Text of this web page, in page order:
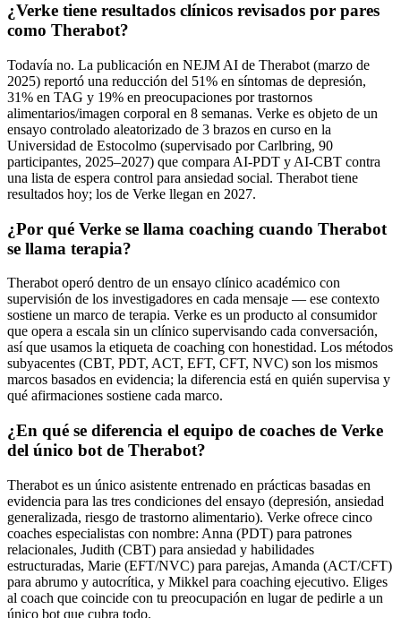
¿Verke tiene resultados clínicos revisados por pares
como Therabot?
Todavía no. La publicación en NEJM AI de Therabot (marzo de
2025) reportó una reducción del 51% en síntomas de depresión,
31% en TAG y 19% en preocupaciones por trastornos
alimentarios/imagen corporal en 8 semanas. Verke es objeto de un
ensayo controlado aleatorizado de 3 brazos en curso en la
Universidad de Estocolmo (supervisado por Carlbring, 90
participantes, 2025–2027) que compara AI-PDT y AI-CBT contra
una lista de espera control para ansiedad social. Therabot tiene
resultados hoy; los de Verke llegan en 2027.
¿Por qué Verke se llama coaching cuando Therabot
se llama terapia?
Therabot operó dentro de un ensayo clínico académico con
supervisión de los investigadores en cada mensaje — ese contexto
sostiene un marco de terapia. Verke es un producto al consumidor
que opera a escala sin un clínico supervisando cada conversación,
así que usamos la etiqueta de coaching con honestidad. Los métodos
subyacentes (CBT, PDT, ACT, EFT, CFT, NVC) son los mismos
marcos basados en evidencia; la diferencia está en quién supervisa y
qué afirmaciones sostiene cada marco.
¿En qué se diferencia el equipo de coaches de Verke
del único bot de Therabot?
Therabot es un único asistente entrenado en prácticas basadas en
evidencia para las tres condiciones del ensayo (depresión, ansiedad
generalizada, riesgo de trastorno alimentario). Verke ofrece cinco
coaches especialistas con nombre: Anna (PDT) para patrones
relacionales, Judith (CBT) para ansiedad y habilidades
estructuradas, Marie (EFT/NVC) para parejas, Amanda (ACT/CFT)
para abrumo y autocrítica, y Mikkel para coaching ejecutivo. Eliges
al coach que coincide con tu preocupación en lugar de pedirle a un
único bot que cubra todo.